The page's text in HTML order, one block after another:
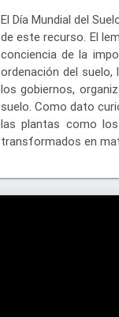
El Día Mundial del
de este recurso. El
conciencia de la
ordenación del
los gobiernos,
suelo. Como dato
las plantas como
transformados en